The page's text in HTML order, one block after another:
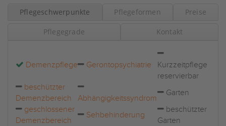
Pflegeschwerpunkte Pflegeformen Preise
Pflegegrade Kontakt
Demenzpflege Gerontopsychiatrie
Kurzzeitpflege
reservierbar
beschützter
Demenzbereich
Abhängigkeitssyndrom
Garten
geschlossener
Demenzbereich
Sehbehinderung
beschützter
Garten